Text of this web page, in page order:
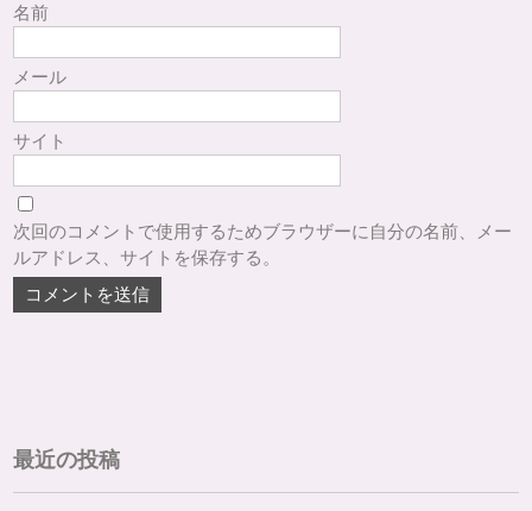
名前
メール
サイト
次回のコメントで使用するためブラウザーに自分の名前、メー
ルアドレス、サイトを保存する。
最近の投稿